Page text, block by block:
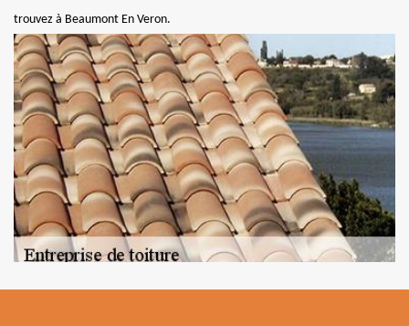
trouvez à Beaumont En Veron.